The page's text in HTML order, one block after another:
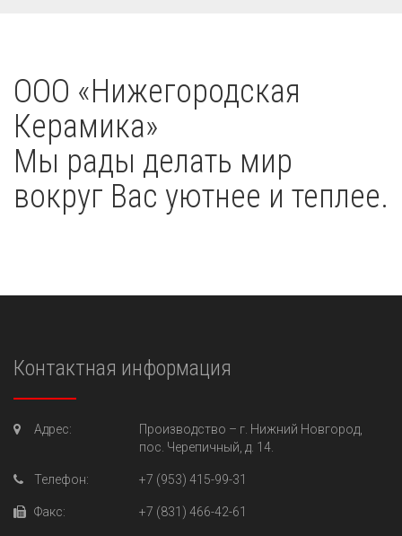
OOO «Нижегородская
Керамика»
Мы рады делать мир
вокруг Вас уютнее и теплее.
Контактная информация
Адрес: Производство – г. Нижний Новгород,
пос. Черепичный, д. 14.
Телефон: +7 (953) 415-99-31
Факс: +7 (831) 466-42-61